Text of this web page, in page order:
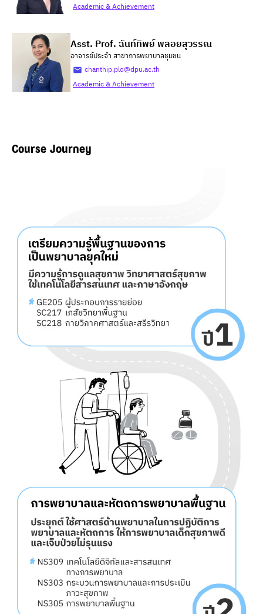
Academic & Achievement
Asst. Prof. ฉันท์ทิพย์ พลอยสุวรรณ
อาจารย์ประจำ สาขาการพยาบาลชุมชน
chanthip.plo@dpu.ac.th
Academic & Achievement
Course Journey